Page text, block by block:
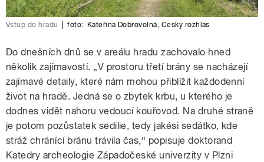
Vstup do hradu foto: Kateřina Dobrovolná, Český rozhlas
Do dnešních dnů se v areálu hradu zachovalo hned
několik zajímavostí. „V prostoru třetí brány se nacházejí
zajímavé detaily, které nám mohou přiblížit každodenní
život na hradě. Jedná se o zbytek krbu, u kterého je
dodnes vidět nahoru vedoucí kouřovod. Na druhé straně
je potom pozůstatek sedilie, tedy jakési sedátko, kde
stráž chránící bránu trávila čas,“ popisuje doktorand
Katedry archeologie Západočeské univerzity v Plzni